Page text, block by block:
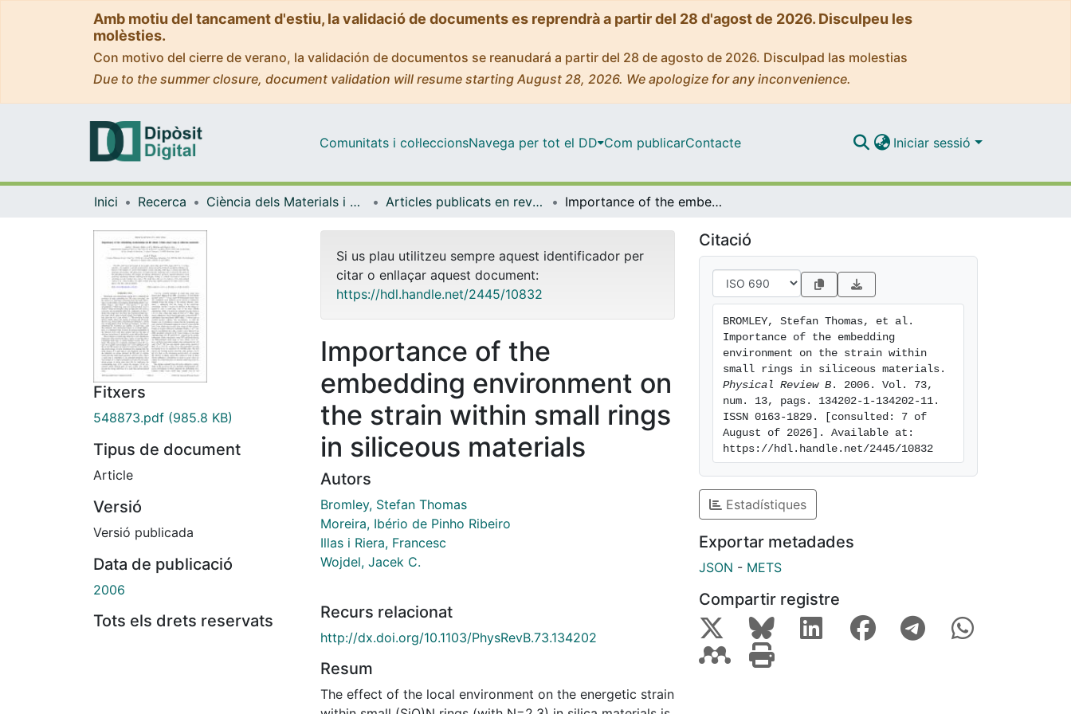
Amb motiu del tancament d'estiu, la validació de documents es reprendrà a partir del 28 d'agost de 2026. Disculpeu les
molèsties.
Con motivo del cierre de verano, la validación de documentos se reanudará a partir del 28 de agosto de 2026. Disculpad las molestias
Due to the summer closure, document validation will resume starting August 28, 2026. We apologize for any inconvenience.
Comunitats i col·leccionsNavega per tot el DD Com publicarContacte Iniciar sessió
Inici Recerca Ciència dels Materials i Química Física Articles publicats en revistes (Ciència dels Materials i Química Física) Importance of the embedding environment on the strain within small rings in siliceous materials
Fitxers
548873.pdf (985.8 KB)
Tipus de document
Article
Versió
Versió publicada
Data de publicació
2006
Tots els drets reservats
Si us plau utilitzeu sempre aquest identificador per
citar o enllaçar aquest document:
https://hdl.handle.net/2445/10832
Importance of the
embedding environment on
the strain within small rings
in siliceous materials
Autors
Bromley, Stefan Thomas
Moreira, Ibério de Pinho Ribeiro
Illas i Riera, Francesc
Wojdel, Jacek C.
Recurs relacionat
http://dx.doi.org/10.1103/PhysRevB.73.134202
Resum
The effect of the local environment on the energetic strain
Citació
BROMLEY, Stefan Thomas, et al.
Importance of the embedding
environment on the strain within
Physical Review B . 2006. Vol. 73,
num. 13, pags. 134202-1-134202-11.
ISSN 0163-1829. [consulted: 7 of
August of 2026]. Available at:
https://hdl.handle.net/2445/10832
Estadístiques
Exportar metadades
JSON - METS
Compartir registre